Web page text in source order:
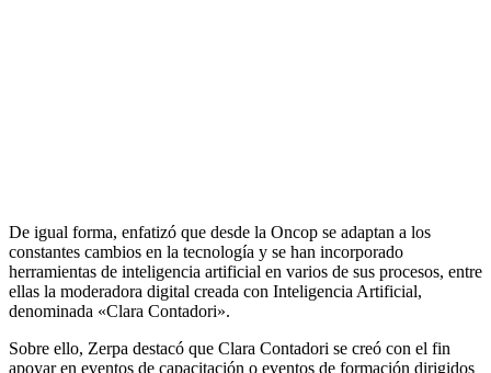
De igual forma, enfatizó que desde la Oncop se adaptan a los
constantes cambios en la tecnología y se han incorporado
herramientas de inteligencia artificial en varios de sus procesos, entre
ellas la moderadora digital creada con Inteligencia Artificial,
denominada «Clara Contadori».
Sobre ello, Zerpa destacó que Clara Contadori se creó con el fin
apoyar en eventos de capacitación o eventos de formación dirigidos